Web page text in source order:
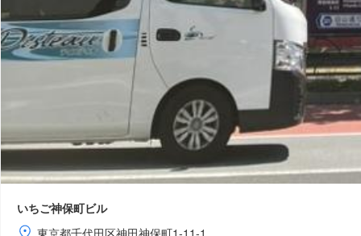
いちご神保町ビル